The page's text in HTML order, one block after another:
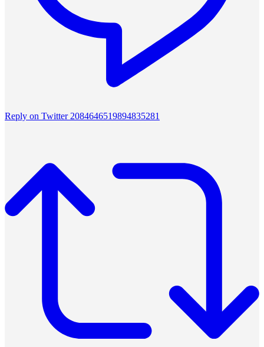
Reply on Twitter 2084646519894835281